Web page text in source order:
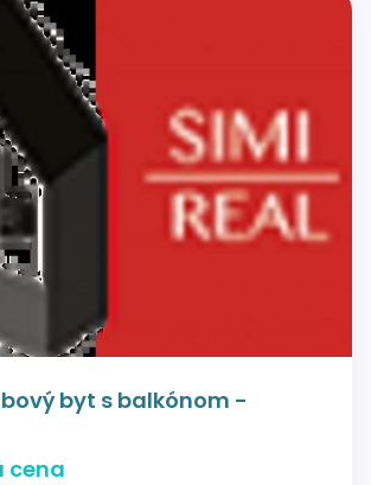
byt s balkónom -
cena